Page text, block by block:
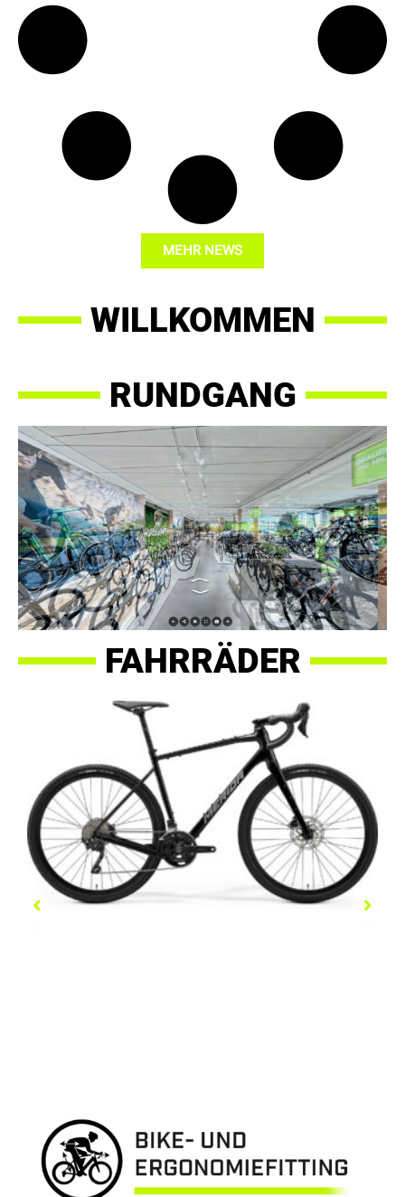
MEHR NEWS
WILLKOMMEN
RUNDGANG
FAHRRÄDER